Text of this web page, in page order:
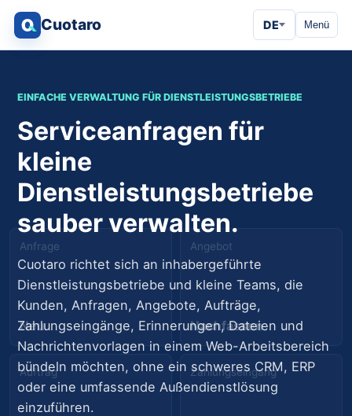
Cuotaro DE Menü
Anfrage
Neu
Angebot
Nachfassen
Auftrag Zahlungseingang
EINFACHE VERWALTUNG FÜR DIENSTLEISTUNGSBETRIEBE
Serviceanfragen für
kleine
Dienstleistungsbetriebe
sauber verwalten.
Cuotaro richtet sich an inhabergeführte
Dienstleistungsbetriebe und kleine Teams, die
Kunden, Anfragen, Angebote, Aufträge,
Zahlungseingänge, Erinnerungen, Dateien und
Nachrichtenvorlagen in einem Web-Arbeitsbereich
bündeln möchten, ohne ein schweres CRM, ERP
oder eine umfassende Außendienstlösung
einzuführen.